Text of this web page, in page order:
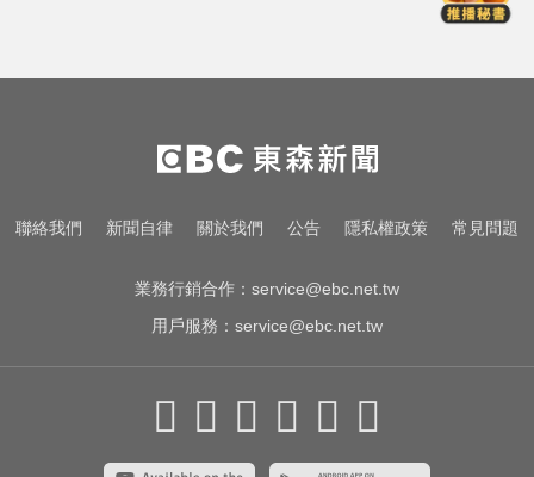
男星硬撐拍完...慘下架
快訊／國2油罐車撞休旅「打橫匝
道」 路段塞爆了！
0050輸了！「存股教父」點名這1檔
聯絡我們 新聞自律 關於我們 公告 隱私權政策 常見問題
業務行銷合作： service@ebc.net.tw
用戶服務： service@ebc.net.tw